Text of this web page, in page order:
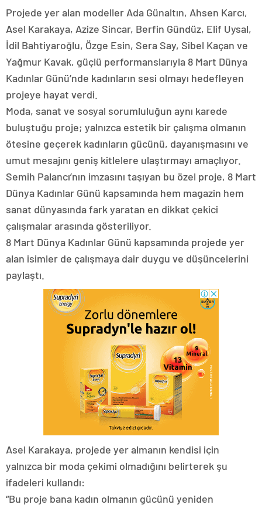
Projede yer alan modeller Ada Günaltın, Ahsen Karcı,
Asel Karakaya, Azize Sincar, Berfin Gündüz, Elif Uysal,
İdil Bahtiyaroğlu, Özge Esin, Sera Say, Sibel Kaçan ve
Yağmur Kavak, güçlü performanslarıyla 8 Mart Dünya
Kadınlar Günü’nde kadınların sesi olmayı hedefleyen
projeye hayat verdi.
Moda, sanat ve sosyal sorumluluğun aynı karede
buluştuğu proje; yalnızca estetik bir çalışma olmanın
ötesine geçerek kadınların gücünü, dayanışmasını ve
umut mesajını geniş kitlelere ulaştırmayı amaçlıyor.
Semih Palancı’nın imzasını taşıyan bu özel proje, 8 Mart
Dünya Kadınlar Günü kapsamında hem magazin hem
sanat dünyasında fark yaratan en dikkat çekici
çalışmalar arasında gösteriliyor.
8 Mart Dünya Kadınlar Günü kapsamında projede yer
alan isimler de çalışmaya dair duygu ve düşüncelerini
paylaştı.
Asel Karakaya, projede yer almanın kendisi için
yalnızca bir moda çekimi olmadığını belirterek şu
ifadeleri kullandı:
“Bu proje bana kadın olmanın gücünü yeniden